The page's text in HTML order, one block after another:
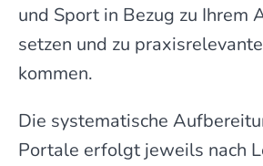
und Sport in Bezug zu Ihrem
setzen und zu
kommen.
Die systematische
Portale erfolgt jeweils nach